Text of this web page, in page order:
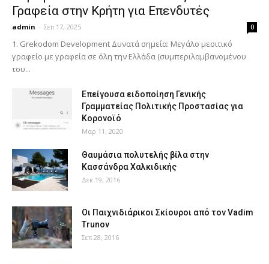
Γραφεία στην Κρήτη για Επενδυτές
admin - Σεπ 17, 2025 0
1. Grekodom Development Δυνατά σημεία: Μεγάλο μεσιτικό
γραφείο με γραφεία σε όλη την Ελλάδα (συμπεριλαμβανομένου
του...
Επείγουσα ειδοποίηση Γενικής
Γραμματείας Πολιτικής Προστασίας για
Κορονοϊό
Μαρ 11, 2020
Θαυμάσια πολυτελής βίλα στην
Κασσάνδρα Χαλκιδικής
Δεκ 19, 2016
Οι Παιχνιδιάρικοι Σκίουροι από τον Vadim
Trunov
Σεπ 28, 2016